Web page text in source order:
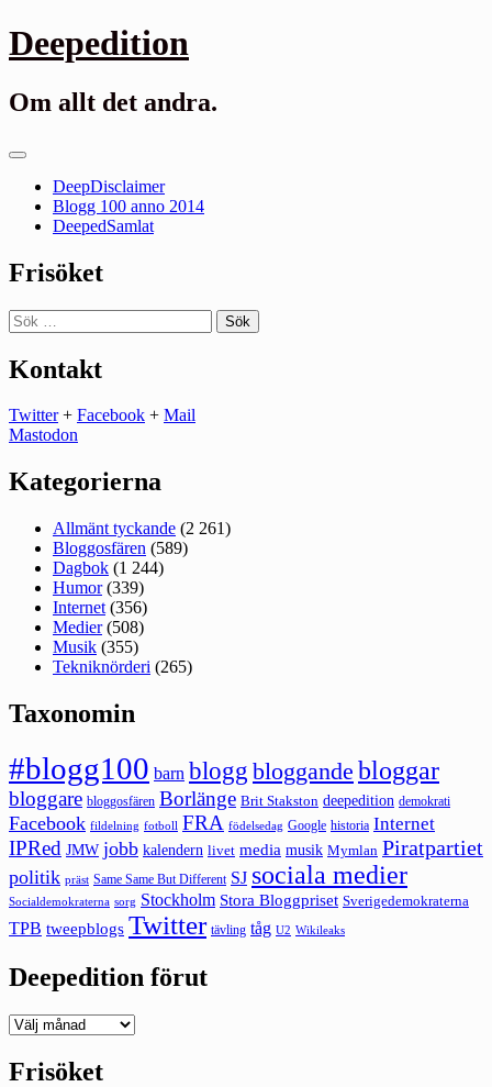
Gå
till
Deepedition
Om allt det andra.
Primär
DeepDisclaimer
Blogg 100 anno 2014
DeepedSamlat
Frisöket
Sök
efter:
Kontakt
Twitter+ Facebook + Mail
Mastodon
Kategorierna
Allmänt tyckande (2 261)
Bloggosfären (589)
Dagbok (1 244)
Humor(339)
Internet (356)
Medier(508)
Musik (355)
Tekniknörderi (265)
Taxonomin
#blogg100 barn blogg bloggande bloggar
bloggare bloggosfären Borlänge Brit Stakston deepedition demokrati
Facebook fildelning fotboll FRA födelsedag Google historia Internet
IPRed JMW jobb kalendern livet media musik Mymlan Piratpartiet
politik präst Same Same But Different SJ sociala medier
Socialdemokraterna sorg Stockholm Stora Bloggpriset Sverigedemokraterna
TPB tweepblogs Twitter tävling tåg U2 Wikileaks
Deepedition förut
Deepedition
Frisöket